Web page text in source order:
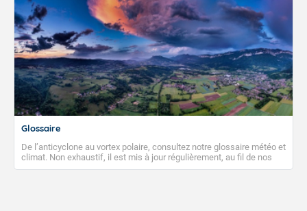
Glossaire
De l’anticyclone au vortex polaire, consultez notre glossaire météo et
climat. Non exhaustif, il est mis à jour régulièrement, au fil de nos
publications. Vous y trouverez également des liens utiles vers nos